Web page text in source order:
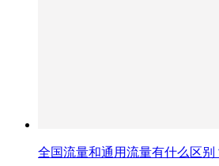
全国流量和通用流量有什么区别